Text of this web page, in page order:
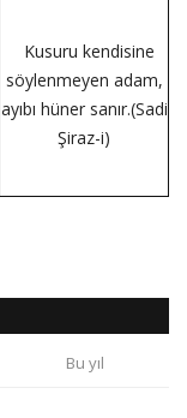
Kusuru kendisine
söylenmeyen adam,
ayıbı hüner sanır.(Sadi
Şiraz-i)
Bu yıl